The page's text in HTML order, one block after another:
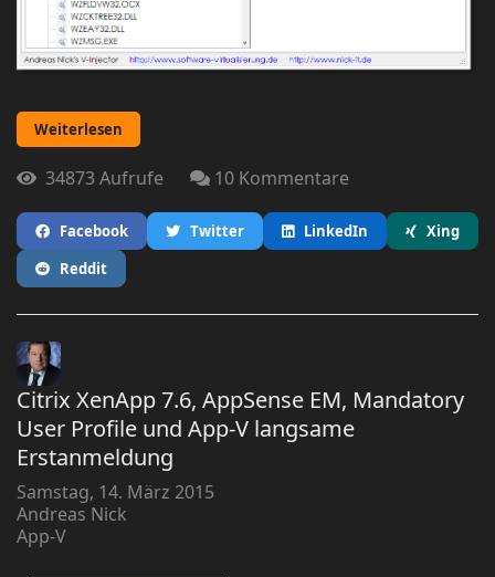
Weiterlesen
34873 Aufrufe 10 Kommentare
Facebook Twitter LinkedIn
Xing
Reddit
Citrix XenApp 7.6, AppSense EM, Mandatory
User Profile und App-V langsame
Erstanmeldung
Samstag, 14. März 2015
Andreas Nick
App-V